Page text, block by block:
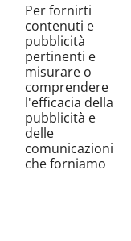
Per fornirti
contenuti e
pubblicità
pertinenti e
misurare o
comprendere
l'efficacia della
pubblicità e
delle
comunicazioni
che forniamo